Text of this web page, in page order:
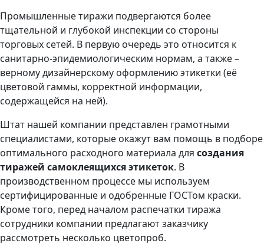
Промышленные тиражи подвергаются более
тщательной и глубокой инспекции со стороны
торговых сетей. В первую очередь это относится к
санитарно-эпидемиологическим нормам, а также –
верному дизайнерскому оформлению этикетки (её
цветовой гаммы, корректной информации,
содержащейся на ней).
Штат нашей компании представлен грамотными
специалистами, которые окажут вам помощь в подборе
оптимального расходного материала для создания
тиражей самоклеящихся этикеток. В
производственном процессе мы используем
сертифицированные и одобренные ГОСТом краски.
Кроме того, перед началом распечатки тиража
сотрудники компании предлагают заказчику
рассмотреть несколько цветопроб.